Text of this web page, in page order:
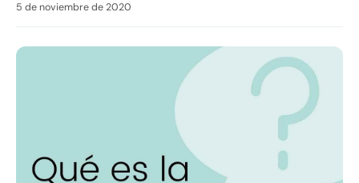
5 de noviembre de 2020